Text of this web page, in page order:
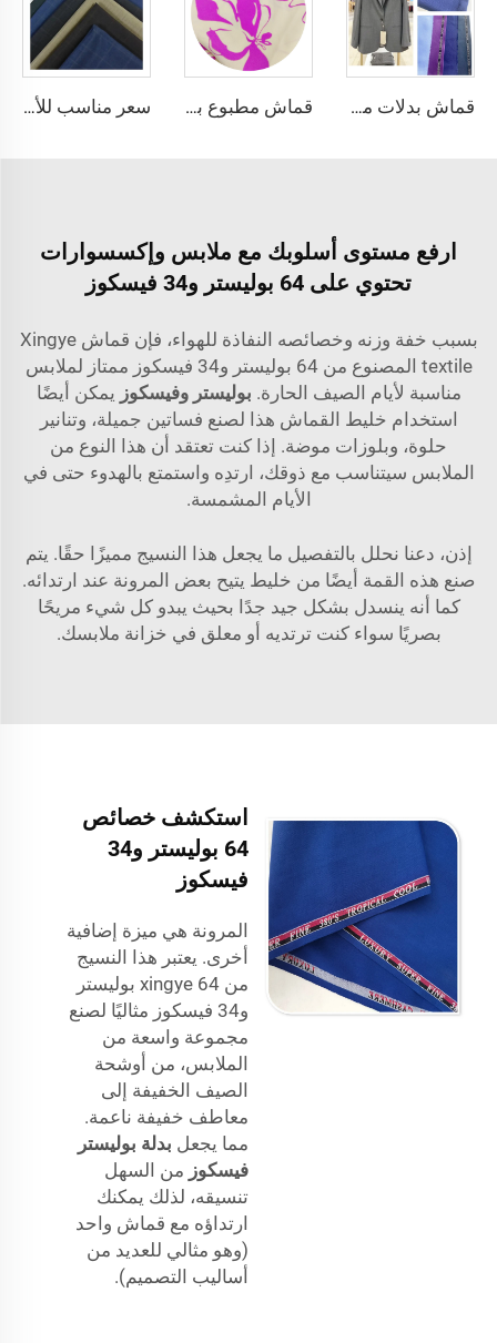
قماش بدلات مخصص - قماش بدلات تويد وكتان كشمير صوف عادي مع حافة إنكليزية قماش مطبوع بالصبغة لعام 2024 مصنوع من بوليستر 100٪ CEY، وزنه 165 جرام لكل متر مربع، مع زخرفة أزهار ونقش Uragiri CEY سعر مناسب للأقمشة الإيطالية المودرن للبدلات TR
ارفع مستوى أسلوبك مع ملابس وإكسسوارات
تحتوي على 64 بوليستر و34 فيسكوز
بسبب خفة وزنه وخصائصه النفاذة للهواء، فإن قماش Xingye
textile المصنوع من 64 بوليستر و34 فيسكوز ممتاز لملابس
مناسبة لأيام الصيف الحارة. بوليستر وفيسكوز يمكن أيضًا
استخدام خليط القماش هذا لصنع فساتين جميلة، وتنانير
حلوة، وبلوزات موضة. إذا كنت تعتقد أن هذا النوع من
الملابس سيتناسب مع ذوقك، ارتدِه واستمتع بالهدوء حتى في
الأيام المشمسة.
إذن، دعنا نحلل بالتفصيل ما يجعل هذا النسيج مميزًا حقًا. يتم
صنع هذه القمة أيضًا من خليط يتيح بعض المرونة عند ارتدائه.
كما أنه ينسدل بشكل جيد جدًا بحيث يبدو كل شيء مريحًا
بصريًا سواء كنت ترتديه أو معلق في خزانة ملابسك.
استكشف خصائص
64 بوليستر و34
فيسكوز
المرونة هي ميزة إضافية
أخرى. يعتبر هذا النسيج
من xingye 64 بوليستر
و34 فيسكوز مثاليًا لصنع
مجموعة واسعة من
الملابس، من أوشحة
الصيف الخفيفة إلى
معاطف خفيفة ناعمة.
مما يجعل بدلة بوليستر
فيسكوز من السهل
تنسيقه، لذلك يمكنك
ارتداؤه مع قماش واحد
(وهو مثالي للعديد من
أساليب التصميم).